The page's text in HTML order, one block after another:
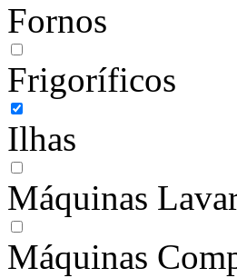
Fornos
Frigoríficos
Ilhas
Máquinas
Máquinas